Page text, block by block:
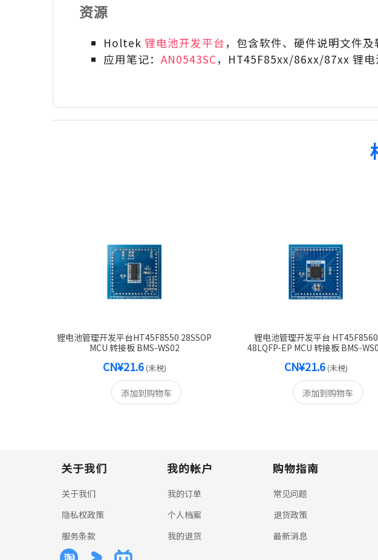
资源
Holtek 锂电池开发平台 ，包含软件、硬件说明文件及
应用笔记： AN0543SC，HT45F85xx/86xx/87xx 锂电
锂电池管理开发平台HT45F8550 28SSOP
MCU 转接板 BMS-WS02
CN¥21.6(未税)
添加到购物车
锂电池管理开发平台 HT45F8560
48LQFP-EP MCU 转接板 BMS-
CN¥21.6(未税)
添加到购物车
关于我们
关于我们
隐私权政策
服务条款
我的帐户
我的订单
个人档案
我的退货
购物指南
常见问题
退货政策
最新消息